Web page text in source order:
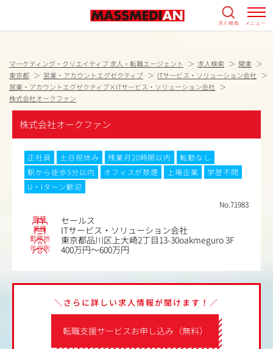
求人検索 メニュー
マーケティング・クリエイティブ 求人・転職エージェント 求人検索
関東
東京都
営業・アカウントエグゼクティブ
ITサービス・ソリューション会社
営業・アカウントエグゼクティブ×ITサービス・ソリューション会社
株式会社オークファン
株式会社オークファン
正社員 土日祝休み 残業月20時間以内
転勤なし
駅から徒歩5分以内
オフィスが禁煙 上場企業
学歴不問
U・Iターン歓迎
No.71983
職種 セールス
業種 ITサービス・ソリューション会社
勤務地 東京都品川区上大崎2丁目13-30oakmeguro 3F
年収例 400万円～600万円
転職支援サービスお申し込み（無料）
＼さらに詳しい求人情報が聞けます！／